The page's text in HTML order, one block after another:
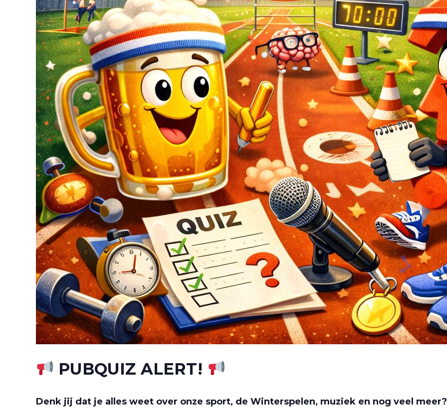
PUBQUIZ ALERT!
Denk jij dat je alles weet over onze sport, de Winterspelen, muziek en nog veel meer?